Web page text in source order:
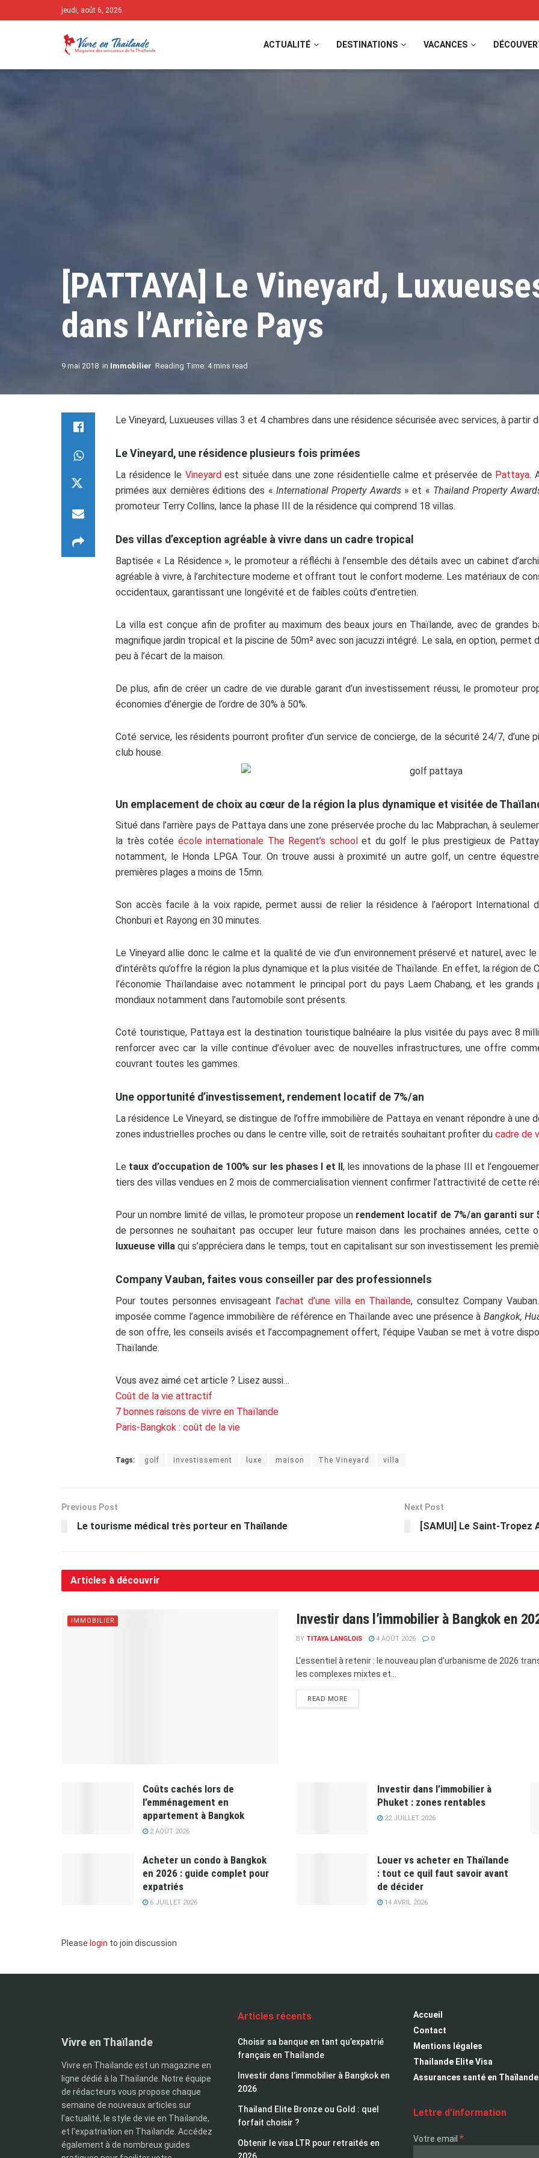
jeudi, août 6, 2026
ACTUALITÉ DESTINATIONS VACANCES
[PATTAYA] Le Vineyard,
dans l’Arrière Pays
9 mai 2018 in Immobilier Reading Time: 4 mins read
Le Vineyard, Luxueuses villas 3 et 4 chambres dans une résidence sécurisée avec services, à partir
Le Vineyard, une résidence plusieurs fois primées
La résidence le Vineyard est située dans une zone résidentielle calme et préservée de Pattaya.
primées aux dernières éditions des « International Property Awards» et « Thailand Property
promoteur Terry Collins, lance la phase III de la résidence qui comprend 18 villas.
Des villas d’exception agréable à vivre dans un cadre tropical
Baptisée « La Résidence », le promoteur a réfléchi à l’ensemble des détails avec un cabinet
agréable à vivre, à l’architecture moderne et offrant tout le confort moderne. Les matériaux de
occidentaux, garantissant une longévité et de faibles coûts d’entretien.
La villa est conçue afin de profiter au maximum des beaux jours en Thaïlande, avec de grandes
magnifique jardin tropical et la piscine de 50m² avec son jacuzzi intégré. Le sala, en option,
peu à l’écart de la maison.
De plus, afin de créer un cadre de vie durable garant d’un investissement réussi, le promoteur
économies d’énergie de l’ordre de 30% à 50%.
Coté service, les résidents pourront profiter d’un service de concierge, de la sécurité 24/7, d’une
club house.
Un emplacement de choix au cœur de la région la plus dynamique et visitée de
Situé dans l’arrière pays de Pattaya dans une zone préservée proche du lac Mabprachan, à
la très cotée école internationale The Regent’s school et du golf le plus prestigieux de
notamment, le Honda LPGA Tour. On trouve aussi à proximité un autre golf, un centre
premières plages a moins de 15mn.
Son accès facile à la voix rapide, permet aussi de relier la résidence à l’aéroport International
Chonburi et Rayong en 30 minutes.
Le Vineyard allie donc le calme et la qualité de vie d’un environnement préservé et naturel, avec
d’intérêts qu’offre la région la plus dynamique et la plus visitée de Thaïlande. En effet, la région de
l’économie Thaïlandaise avec notamment le principal port du pays Laem Chabang, et les
mondiaux notamment dans l’automobile sont présents.
Coté touristique, Pattaya est la destination touristique balnéaire la plus visitée du pays avec 8
renforcer avec car la ville continue d’évoluer avec de nouvelles infrastructures, une offre
couvrant toutes les gammes.
Une opportunité d’investissement, rendement locatif de 7%/an
La résidence Le Vineyard, se distingue de l’offre immobilière de Pattaya en venant répondre à
zones industrielles proches ou dans le centre ville, soit de retraités souhaitant profiter du cadre de
Le taux d’occupation de 100% sur les phases I et II , les innovations de la phase III et
tiers des villas vendues en 2 mois de commercialisation viennent confirmer l’attractivité de cette
Pour un nombre limité de villas, le promoteur propose un rendement locatif de 7%/an garanti sur
de personnes ne souhaitant pas occuper leur future maison dans les prochaines années, cette
luxueuse villa qui s’appréciera dans le temps, tout en capitalisant sur son investissement les
Company Vauban, faites vous conseiller par des professionnels
Pour toutes personnes envisageant l’achat d’une villa en Thaïlande, consultez Company
imposée comme l’agence immobilière de référence en Thaïlande avec une présence à Bangkok,
de son offre, les conseils avisés et l’accompagnement offert, l’équipe Vauban se met à votre
Thaïlande.
Vous avez aimé cet article ? Lisez aussi…
Coût de la vie attractif
7 bonnes raisons de vivre en Thaïlande
Paris-Bangkok : coût de la vie
Tags: golf investissement luxe maison The Vineyard villa
Previous Post
Le tourisme médical très porteur en Thaïlande
Next Post
[SAMUI] Le Saint-Tropez
Articles à découvrir
IMMOBILIER Investir dans l’immobilier à Bangkok en
BY TITAYA LANGLOIS 4 AOÛT 2026 0
L'essentiel à retenir : le nouveau plan d'urbanisme de 2026
les complexes mixtes et...
READ MORE
Coûts cachés lors de
l’emménagement en
appartement à Bangkok
2 AOÛT 2026
Investir dans l’immobilier à
Phuket : zones rentables
22 JUILLET 2026
Acheter un condo à Bangkok
en 2026 : guide complet pour
expatriés
6 JUILLET 2026
Louer vs acheter en Thaïlande
: tout ce quil faut savoir avant
de décider
14 AVRIL 2026
Please login to join discussion
Vivre en Thaïlande
Vivre en Thaïlande est un magazine en
ligne dédié à la Thaïlande. Notre équipe
de rédacteurs vous propose chaque
semaine de nouveaux articles sur
l'actualité, le style de vie en Thaïlande,
et l'expatriation en Thaïlande. Accédez
également à de nombreux guides
Articles récents
Choisir sa banque en tant qu’expatrié
français en Thaïlande
Investir dans l’immobilier à Bangkok en
2026
Thailand Elite Bronze ou Gold : quel
forfait choisir ?
Obtenir le visa LTR pour retraités en
Accueil
Contact
Mentions légales
Thailande Elite Visa
Assurances santé en Thaïlande
Lettre d’information
Votre email *